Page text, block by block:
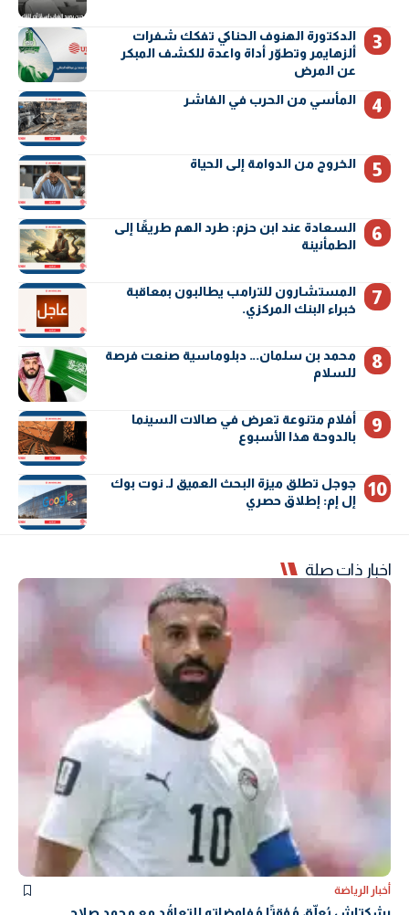
الدكتورة الهنوف الحناكي تفكك شفرات
ألزهايمر وتطوّر أداة واعدة للكشف المبكر
عن المرض
المأسي من الحرب في الفاشر
الخروج من الدوامة إلى الحياة
السعادة عند ابن حزم: طرد الهم طريقًا إلى
الطمأنينة
المستشارون للترامب يطالبون بمعاقبة
خبراء البنك المركزي.
محمد بن سلمان… دبلوماسية صنعت فرصة
للسلام
أفلام متنوعة تعرض في صالات السينما
بالدوحة هذا الأسبوع
جوجل تطلق ميزة البحث العميق لـ نوت بوك
إل إم: إطلاق حصري
اخبار ذات صلة
أخبار الرياضة
بشكتاش يُعلّق مُؤقتًا مُفاوضاته للتعاقُد مع محمد صلاح